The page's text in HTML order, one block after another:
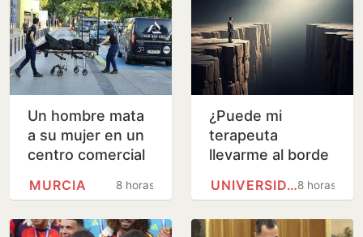
Un hombre mata
a su mujer en un
centro comercial
huir
8 horas
MURCIA
¿Puede mi
terapeuta
llevarme al borde
Analizamos la8 horas
UNIVERSIDAD DE BARCELONA